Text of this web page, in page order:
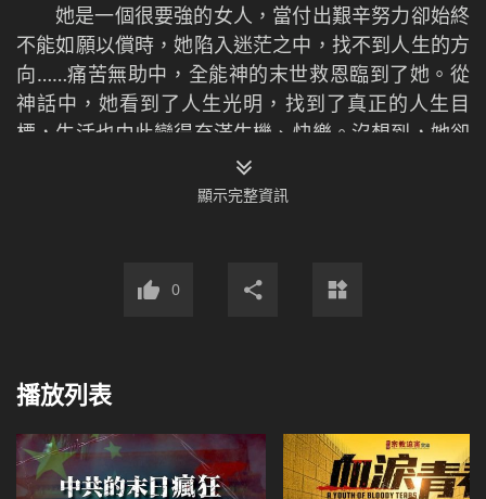
她是一個很要強的女人，當付出艱辛努力卻始終
不能如願以償時，她陷入迷茫之中，找不到­人生的方
向……痛苦無助中，全能神的末世救恩臨到了她。從
神話中，她看到了人生光明，­找到了真正的人生目
標，生活也由此變得充滿生機、快樂。沒想到，她卻
因此遭到中共政府­的祕密監視和抓捕。為了逼迫她出
賣教會，惡警試圖用「車輪戰」來摧垮她的意志：連
恐懼之中……危難中，神一直陪伴在她左右，加給她
信心、膽量與智慧，使她在惡­魔的眼皮底下奇蹟般地
妙作為，感受到了從神來的無微不至的關心與愛護，
物的本分還報神恩！
相關推薦：經歷迫害微電影《摧殘中的新生》
顯示完整資訊
0
播放列表